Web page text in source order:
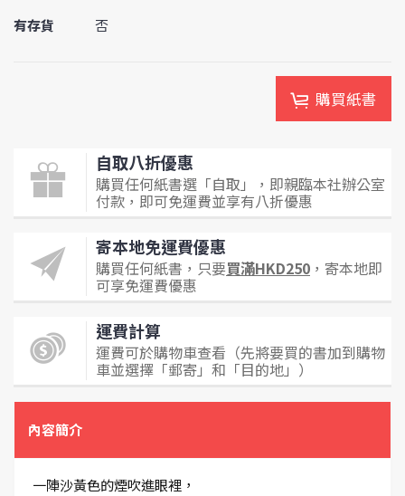
有存貨
否
購買紙書
自取八折優惠
購買任何紙書選「自取」，即親臨本社辦公室
付款，即可免運費並享有八折優惠
寄本地免運費優惠
購買任何紙書，只要買滿HKD250 ，寄本地即
可享免運費優惠
運費計算
運費可於購物車查看（先將要買的書加到購物
車並選擇「郵寄」和「目的地」）
內容簡介
一陣沙黃色的煙吹進眼裡，